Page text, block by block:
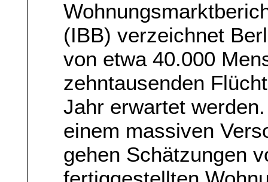
(IBB) verzeichnet
von etwa 40.000
zehntausenden
Jahr erwartet
einem massiven
gehen Schätzungen